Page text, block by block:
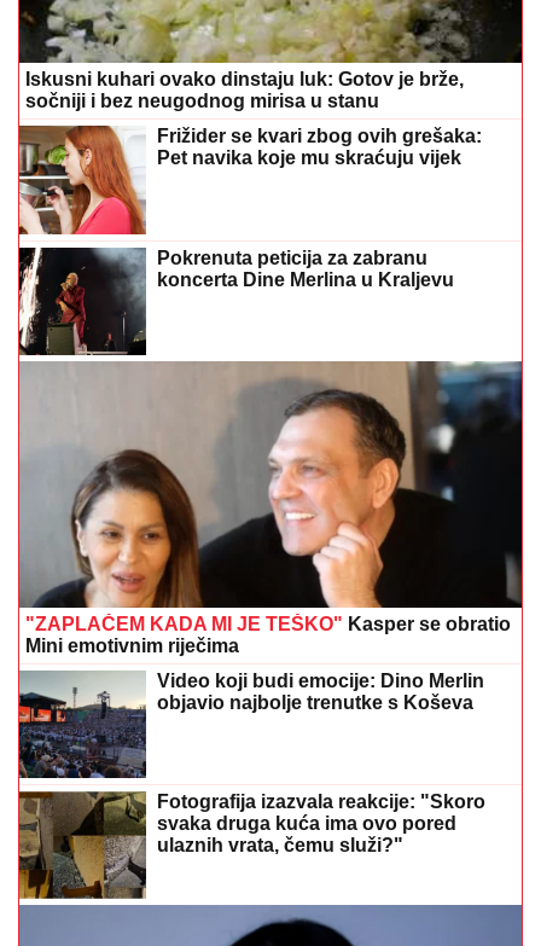
Iskusni kuhari ovako dinstaju luk: Gotov je brže,
sočniji i bez neugodnog mirisa u stanu
Frižider se kvari zbog ovih grešaka:
Pet navika koje mu skraćuju vijek
Pokrenuta peticija za zabranu
koncerta Dine Merlina u Kraljevu
"ZAPLAČEM KADA MI JE TEŠKO" Kasper se obratio
Mini emotivnim riječima
Video koji budi emocije: Dino Merlin
objavio najbolje trenutke s Koševa
Fotografija izazvala reakcije: "Skoro
svaka druga kuća ima ovo pored
ulaznih vrata, čemu služi?"